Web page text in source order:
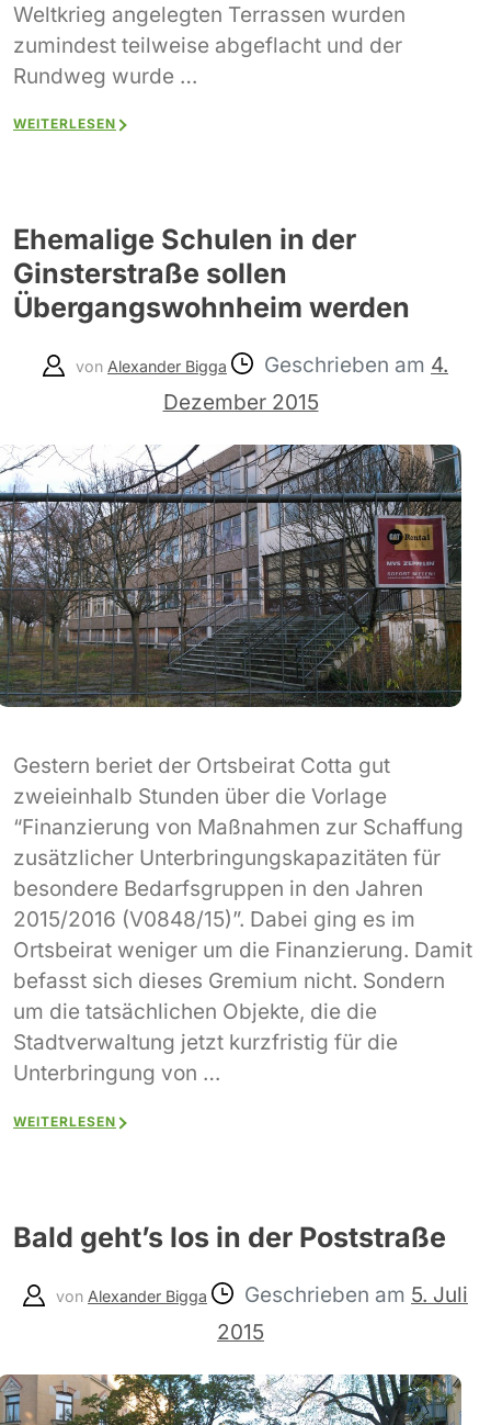
Weltkrieg angelegten Terrassen wurden
zumindest teilweise abgeflacht und der
Rundweg wurde …
WEITERLESEN
Ehemalige Schulen in der
Ginsterstraße sollen
Übergangswohnheim werden
von Alexander Bigga Geschrieben am 4.
Dezember 2015
Gestern beriet der Ortsbeirat Cotta gut
zweieinhalb Stunden über die Vorlage
“Finanzierung von Maßnahmen zur Schaffung
zusätzlicher Unterbringungskapazitäten für
besondere Bedarfsgruppen in den Jahren
2015/2016 (V0848/15)”. Dabei ging es im
Ortsbeirat weniger um die Finanzierung. Damit
befasst sich dieses Gremium nicht. Sondern
um die tatsächlichen Objekte, die die
Stadtverwaltung jetzt kurzfristig für die
Unterbringung von …
WEITERLESEN
Bald geht’s los in der Poststraße
von Alexander Bigga Geschrieben am 5. Juli
2015